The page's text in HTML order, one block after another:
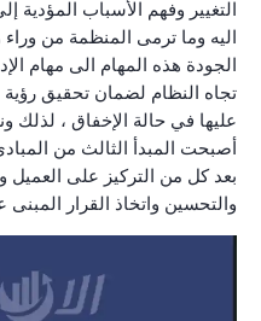
التغيير وفهم الأسباب المؤدية
اليه وما ترمى المنظمة من وراء
الجودة هذه المهام الى مهام
تجاه النظام لضمان تحقيق رؤية
عليها في حالة الإخفاق ، لذلك
أصبحت المبدأ الثالث من
بعد كل من التركيز على العميل
والتحسين واتخاذ القرار المبنى